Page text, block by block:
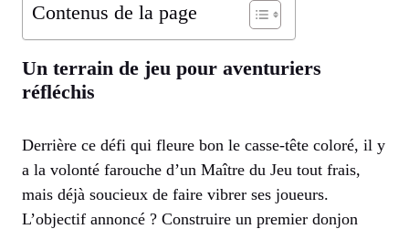
Contenus de la page
Un terrain de jeu pour aventuriers
réfléchis
Derrière ce défi qui fleure bon le casse-tête coloré, il y
a la volonté farouche d’un Maître du Jeu tout frais,
mais déjà soucieux de faire vibrer ses joueurs.
L’objectif annoncé ? Construire un premier donjon